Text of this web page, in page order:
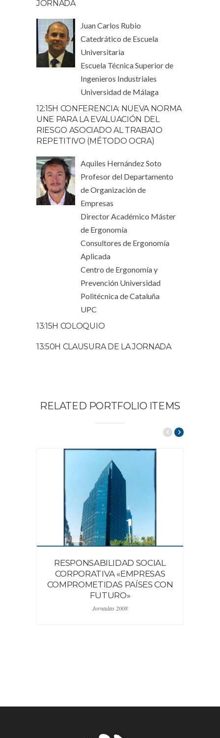
JORNADA
Juan Carlos Rubio
Catedrático de Escuela
Universitaria
Escuela Técnica Superior de
Ingenieros Industriales
Universidad de Málaga
12:15H CONFERENCIA: NUEVA NORMA
UNE PARA LA EVALUACIÓN DEL
RIESGO ASOCIADO AL TRABAJO
REPETITIVO (MÉTODO OCRA)
Aquiles Hernández Soto
Profesor del Departamento
de Organización de
Empresas
Director Académico Máster
de Ergonomía
Consultores de Ergonomía
Aplicada
Centro de Ergonomía y
Prevención Universidad
Politécnica de Cataluña
UPC
13:15H COLOQUIO
13:50H CLAUSURA DE LA JORNADA
RELATED PORTFOLIO ITEMS
RESPONSABILIDAD SOCIAL
CORPORATIVA «EMPRESAS
COMPROMETIDAS PAÍSES CON
FUTURO»
Jornadas 2008